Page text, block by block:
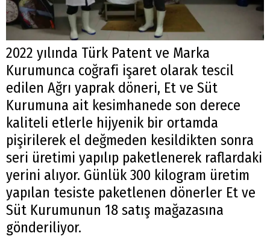
2022 yılında Türk Patent ve Marka
Kurumunca coğrafi işaret olarak tescil
edilen Ağrı yaprak döneri, Et ve Süt
Kurumuna ait kesimhanede son derece
kaliteli etlerle hijyenik bir ortamda
pişirilerek el değmeden kesildikten sonra
seri üretimi yapılıp paketlenerek raflardaki
yerini alıyor. Günlük 300 kilogram üretim
yapılan tesiste paketlenen dönerler Et ve
Süt Kurumunun 18 satış mağazasına
gönderiliyor.